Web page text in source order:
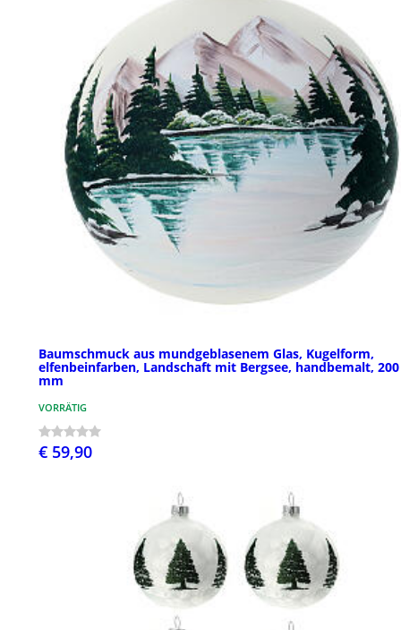
Baumschmuck aus mundgeblasenem Glas, Kugelform,
elfenbeinfarben, Landschaft mit Bergsee, handbemalt, 200
mm
VORRÄTIG
€ 59,90